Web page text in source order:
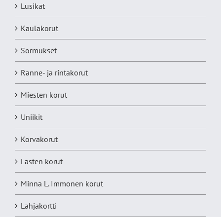
Lusikat
Kaulakorut
Sormukset
Ranne- ja rintakorut
Miesten korut
Uniikit
Korvakorut
Lasten korut
Minna L. Immonen korut
Lahjakortti